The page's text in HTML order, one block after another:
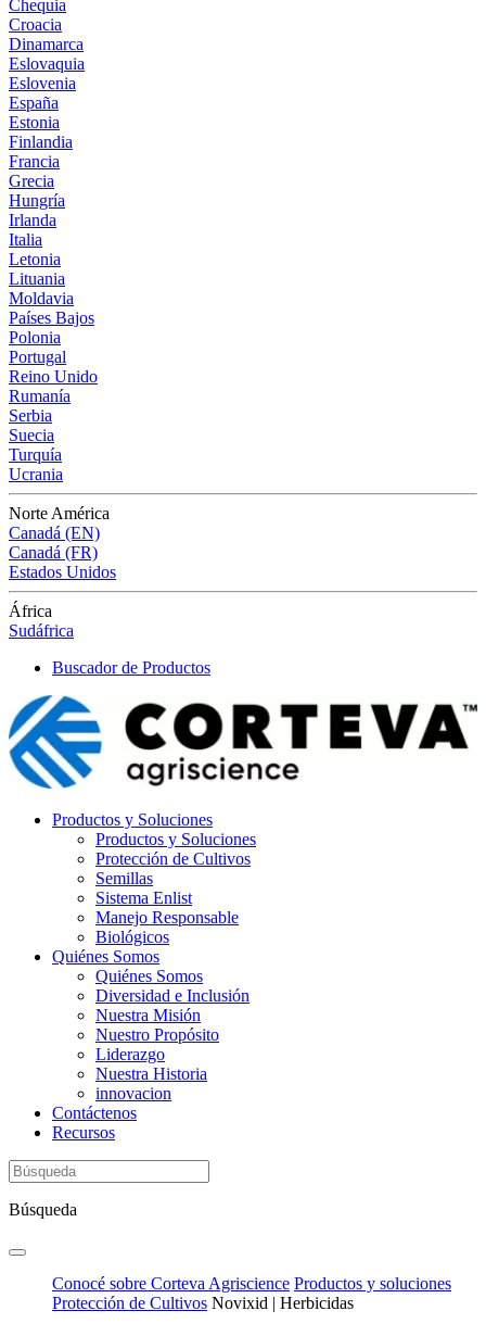
Chequia
Croacia
Dinamarca
Eslovaquia
Eslovenia
España
Estonia
Finlandia
Francia
Grecia
Hungría
Irlanda
Italia
Letonia
Lituania
Moldavia
Países Bajos
Polonia
Portugal
Reino Unido
Rumanía
Serbia
Suecia
Turquía
Ucrania
Norte América
Canadá (EN)
Canadá (FR)
Estados Unidos
África
Sudáfrica
Buscador de Productos
Productos y Soluciones
Productos y Soluciones
Protección de Cultivos
Semillas
Sistema Enlist
Manejo Responsable
Biológicos
Quiénes Somos
Quiénes Somos
Diversidad e Inclusión
Nuestra Misión
Nuestro Propósito
Liderazgo
Nuestra Historia
innovacion
Contáctenos
Recursos
Búsqueda
Conocé sobre Corteva Agriscience Productos y soluciones
Protección de Cultivos Novixid | Herbicidas